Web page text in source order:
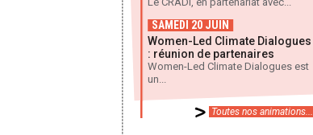
SAMEDI 20 JUIN
Women-Led Climate Dialogues
: réunion de partenaires
Women-Led Climate Dialogues est
un...
Toutes nos animations...